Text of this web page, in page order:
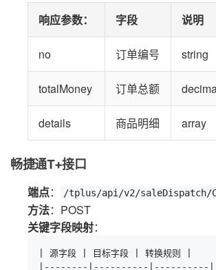
响应参数： 字段 说明
no 订单编号 string
totalMoney 订单总额
details 商品明细 array
畅捷通T+接口
端点： /tplus/api/v2/saleDispatch/
方法：POST
关键字段映射：
| 源字段 | 目标字段 | 转换规则 |
|--------|----------|----------|